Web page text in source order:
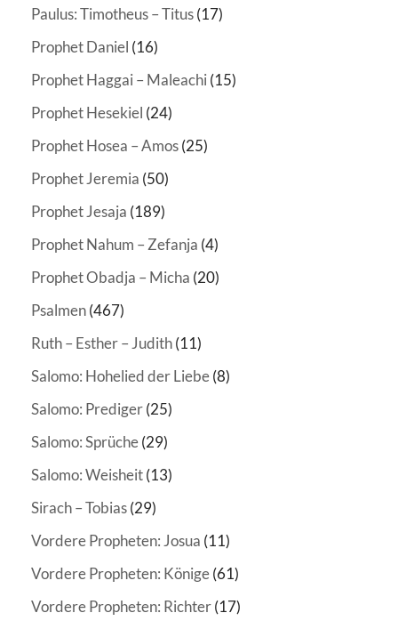
Paulus: Timotheus – Titus(17)
Prophet Daniel (16)
Prophet Haggai – Maleachi (15)
Prophet Hesekiel (24)
Prophet Hosea – Amos(25)
Prophet Jeremia (50)
Prophet Jesaja (189)
Prophet Nahum – Zefanja (4)
Prophet Obadja – Micha (20)
Psalmen(467)
Ruth – Esther – Judith(11)
Salomo: Hohelied der Liebe(8)
Salomo: Prediger(25)
Salomo: Sprüche(29)
Salomo: Weisheit(13)
Sirach – Tobias(29)
Vordere Propheten: Josua (11)
Vordere Propheten: Könige(61)
Vordere Propheten: Richter(17)